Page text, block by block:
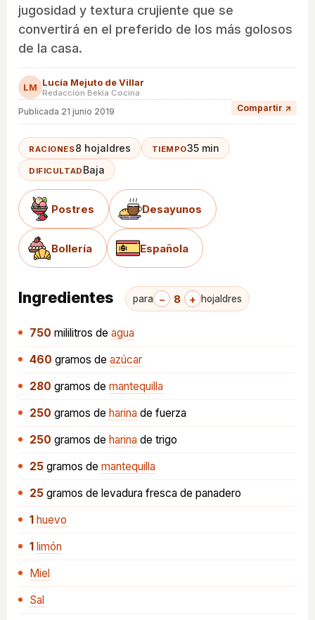
jugosidad y textura crujiente que se
convertirá en el preferido de los más golosos
de la casa.
LM Lucía Mejuto de Villar
Redacción Bekia Cocina
Publicada 21 junio 2019 Compartir ↗
RACIONES8 hojaldres TIEMPO35 min
DIFICULTAD Baja
Postres Desayunos
Bollería Española
Ingredientes para − 8 + hojaldres
750 mililitros de agua
460 gramos de azúcar
280 gramos de mantequilla
250 gramos de harina de fuerza
250 gramos de harina de trigo
25 gramos de mantequilla
25 gramos de levadura fresca de panadero
1 huevo
1 limón
Miel
Sal